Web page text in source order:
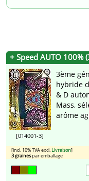
+ Speed AUTO 100%
[014001-3]
3ème
hybride
& D
Mass,
arôme
[incl. 10% TVA excl. Livraison]
3 grainespar emballage